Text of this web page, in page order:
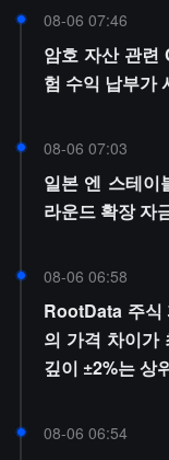
08-06 07:46
암호 자산 관련
험 수익 납부가
08-06 07:03
일본 엔 스테이
라운드 확장 자
08-06 06:58
RootData 주식
의 가격 차이가
깊이 ±2%는 상
08-06 06:54